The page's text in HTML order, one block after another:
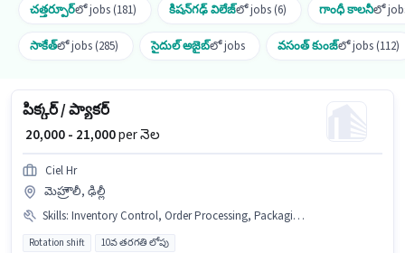
చత్తర్పూర్లో jobs (181) కిషన్‌గఢ్ విలేజ్లో jobs (6) గాంధీ కాలనీలో
సాకేత్లో jobs (285) సైదుల్ అజైబ్లో jobs వసంత్ కుంజ్లో jobs (112)
పిక్కర్ / ప్యాకర్
₹ 20,000 - 21,000per నెల
Ciel Hr
మెహ్రౌలీ, ఢిల్లీ
Skills: Inventory Control, Order Processing, Packaging and Sorting, Stock Taking, Freight Forwarding, Order Picking
Rotation shift 10వ తరగతి లోపు